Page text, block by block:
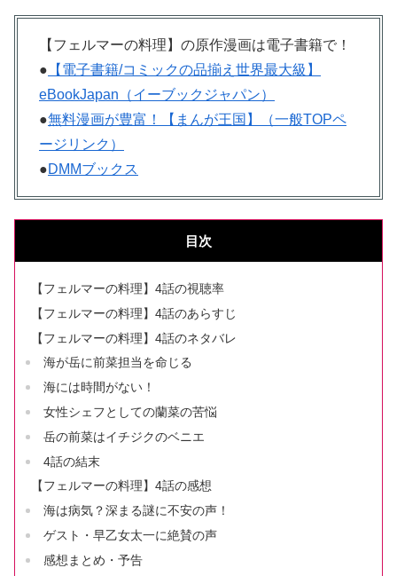
【フェルマーの料理】の原作漫画は電子書籍で！
● 【電子書籍/コミックの品揃え世界最大級】
eBookJapan（イーブックジャパン）
●無料漫画が豊富！【まんが王国】（一般TOPペ
ージリンク）
●DMMブックス
目次
【フェルマーの料理】4話の視聴率
【フェルマーの料理】4話のあらすじ
【フェルマーの料理】4話のネタバレ
海が岳に前菜担当を命じる
海には時間がない！
女性シェフとしての蘭菜の苦悩
岳の前菜はイチジクのベニエ
4話の結末
【フェルマーの料理】4話の感想
海は病気？深まる謎に不安の声！
ゲスト・早乙女太一に絶賛の声
感想まとめ・予告